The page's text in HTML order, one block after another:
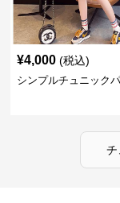
¥4,000 (税込)
シンプルチュニック
チ